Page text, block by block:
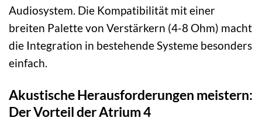
Audiosystem. Die Kompatibilität mit einer
breiten Palette von Verstärkern (4-8 Ohm) macht
die Integration in bestehende Systeme besonders
einfach.
Akustische Herausforderungen meistern:
Der Vorteil der Atrium 4